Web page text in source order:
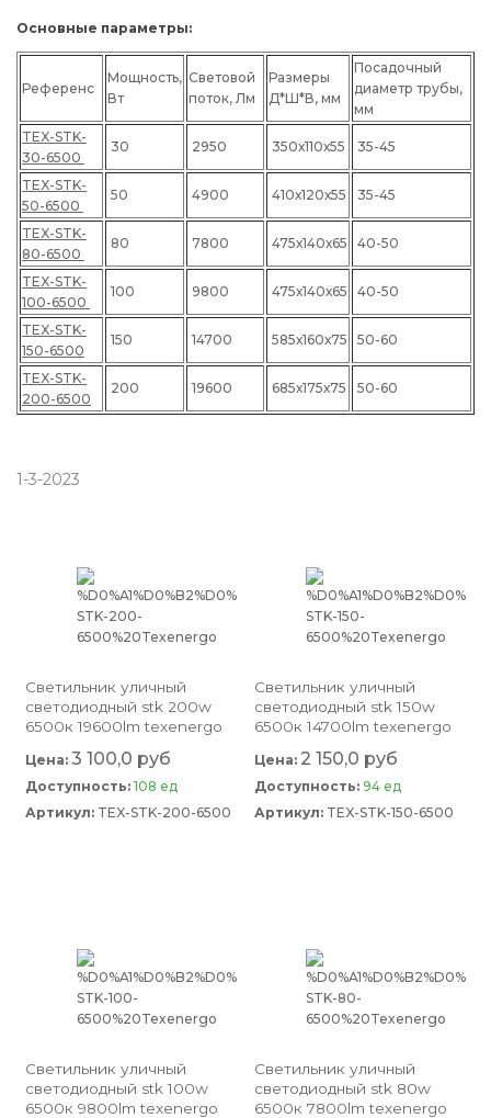
Основные параметры:
Референс
Мощность,
Вт
Световой
поток, Лм
Размеры
Д*Ш*В, мм
Посадочный
диаметр трубы,
мм
TEX-STK-
30-6500
30 2950 350х110х55 35-45
TEX-STK-
50-6500
50 4900 410х120х55 35-45
TEX-STK-
80-6500
80 7800 475х140х65 40-50
TEX-STK-
100-6500
100 9800 475х140х65 40-50
TEX-STK-
150-6500
150 14700 585х160х75 50-60
TEX-STK-
200-6500
200 19600 685х175х75 50-60
1-3-2023
светильник уличный
светодиодный stk 200w
6500к 19600lm texenergo
Цена: 3 100,0 руб
Доступность: 108 ед
Артикул: TEX-STK-200-6500
светильник уличный
светодиодный stk 150w
6500к 14700lm texenergo
Цена: 2 150,0 руб
Доступность: 94 ед
Артикул: TEX-STK-150-6500
светильник уличный
светодиодный stk 100w
6500к 9800lm texenergo
светильник уличный
светодиодный stk 80w
6500к 7800lm texenergo